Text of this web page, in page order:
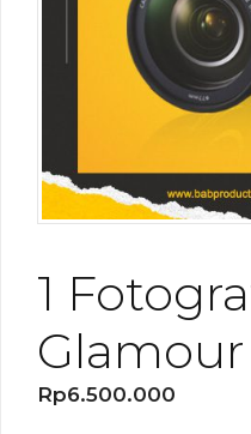
1
Glamour
Rp6.500.000